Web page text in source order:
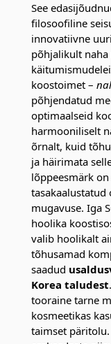
See
filosoofiline
innovatiivne
põhjalikult
koostoimet –
põhjendatud
optimaalseid
harmooniliselt
õrnalt, kuid
ja häirimata
lõppeesmärk
tasakaalustatud
mugavuse. Iga
hoolika
valib hoolikalt
tõhusamad
saadud
Korea taludest
tooraine tarne
kosmeetikas
taimset